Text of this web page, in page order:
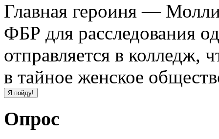
Главная героиня —
ФБР для расследования
отправляется в колледж,
в тайное женское
Опрос